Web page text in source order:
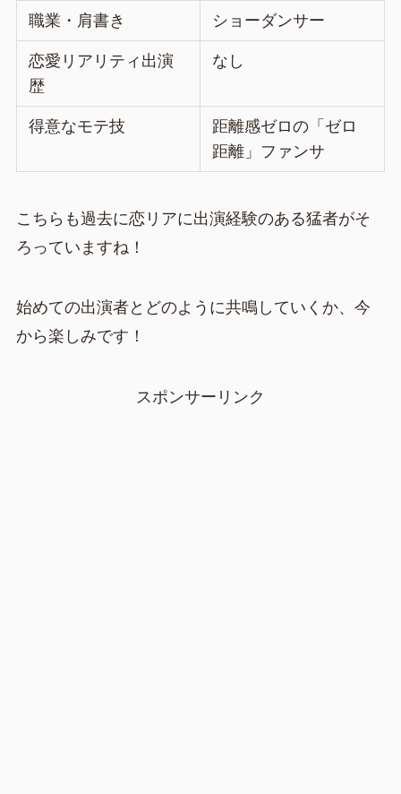
職業・肩書き ショーダンサー
恋愛リアリティ出演
歴
なし
得意なモテ技
距離感ゼロの「ゼロ
距離」ファンサ
こちらも過去に恋リアに出演経験のある猛者がそ
ろっていますね！
始めての出演者とどのように共鳴していくか、今
から楽しみです！
スポンサーリンク